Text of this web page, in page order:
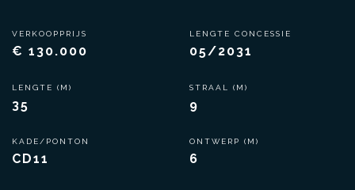
VERKOOPPRIJS
€ 130.000
LENGTE (M)
35
KADE/PONTON
CD11
LENGTE CONCESSIE
05/2031
STRAAL (M)
9
ONTWERP (M)
6